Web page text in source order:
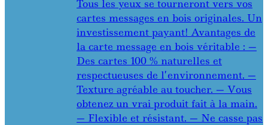
Tous les yeux se tourneront vers vos
cartes messages en bois originales. Un
investissement payant! Avantages de
la carte message en bois véritable : —
Des cartes 100 % naturelles et
respectueuses de l’environnement. —
Texture agréable au toucher. — Vous
obtenez un vrai produit fait à la main.
— Flexible et résistant. — Ne casse pas